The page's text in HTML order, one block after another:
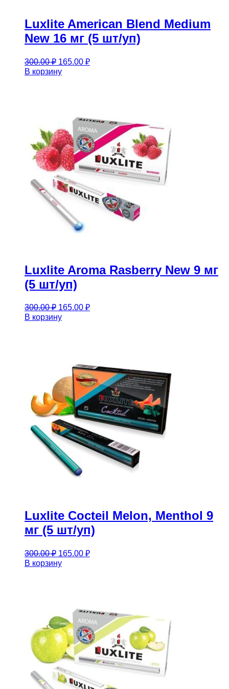
Luxlite American Blend Medium
New 16 мг (5 шт/уп)
300.00₽ Первоначальная
цена
составляла
165.00 ₽Текущая
В корзину
Luxlite Aroma Rasberry New 9 мг
(5 шт/уп)
300.00₽ Первоначальная
цена
составляла
165.00 ₽Текущая
В корзину
Luxlite Cocteil Melon, Menthol 9
мг (5 шт/уп)
300.00₽ Первоначальная
цена
составляла
165.00 ₽Текущая
В корзину